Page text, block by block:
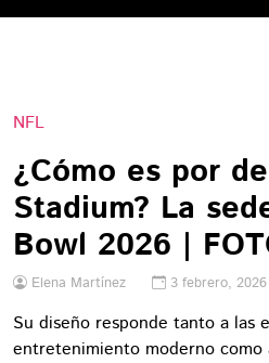
NFL
¿Cómo es por
Stadium? La
Bowl 2026 |
Elena Martínez 3 febrero, 2026
Su diseño responde tanto a las
entretenimiento moderno